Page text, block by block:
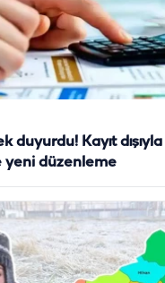
duyurdu! Kayıt dışıyla
yeni düzenleme